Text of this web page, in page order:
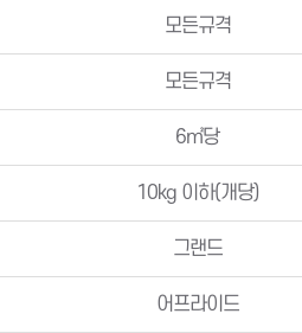
모든규격
모든규격
6㎡당
10kg 이하(개당)
그랜드
어프라이드